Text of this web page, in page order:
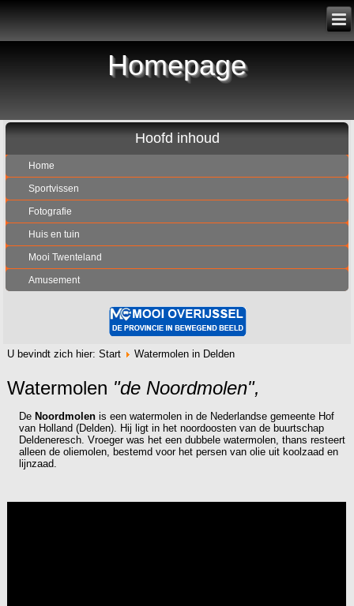
Homepage
Hoofd inhoud
Home
Sportvissen
Fotografie
Huis en tuin
Mooi Twenteland
Amusement
U bevindt zich hier:Start Watermolen in Delden
Watermolen "de Noordmolen",
De Noordmolen is een watermolen in de Nederlandse gemeente Hof
van Holland (Delden). Hij ligt in het noordoosten van de buurtschap
Deldeneresch. Vroeger was het een dubbele watermolen, thans resteert
alleen de oliemolen, bestemd voor het persen van olie uit koolzaad en
lijnzaad.